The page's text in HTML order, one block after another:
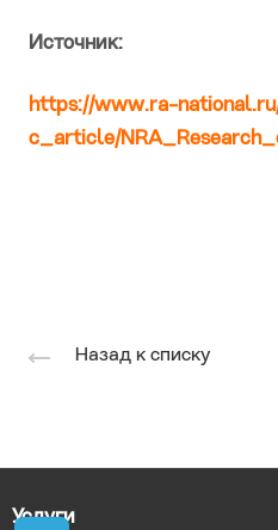
Источник:
https://www.ra-
c_article/
Назад к списку
Услуги